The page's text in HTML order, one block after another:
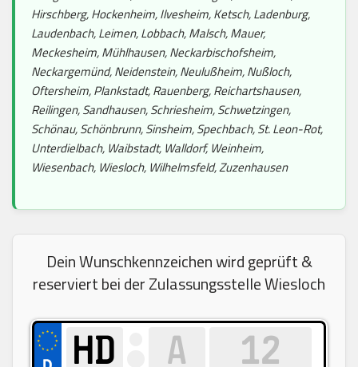
Hirschberg, Hockenheim, Ilvesheim, Ketsch, Ladenburg,
Laudenbach, Leimen, Lobbach, Malsch, Mauer,
Meckesheim, Mühlhausen, Neckarbischofsheim,
Neckargemünd, Neidenstein, Neulußheim, Nußloch,
Oftersheim, Plankstadt, Rauenberg, Reichartshausen,
Reilingen, Sandhausen, Schriesheim, Schwetzingen,
Schönau, Schönbrunn, Sinsheim, Spechbach, St. Leon-Rot,
Unterdielbach, Waibstadt, Walldorf, Weinheim,
Wiesenbach, Wiesloch, Wilhelmsfeld, Zuzenhausen
Dein Wunschkennzeichen wird geprüft &
reserviert bei der Zulassungsstelle Wiesloch